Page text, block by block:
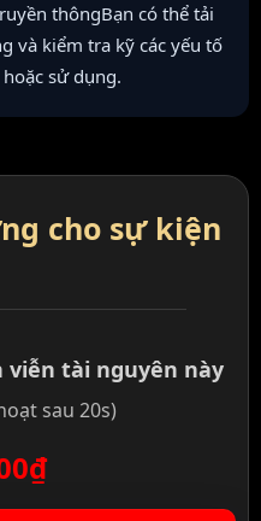
thôngBạn có thể tải
và kiểm tra kỹ các yếu tố
sử dụng.
cho sự kiện
viễn tài nguyên này
sau 20s)